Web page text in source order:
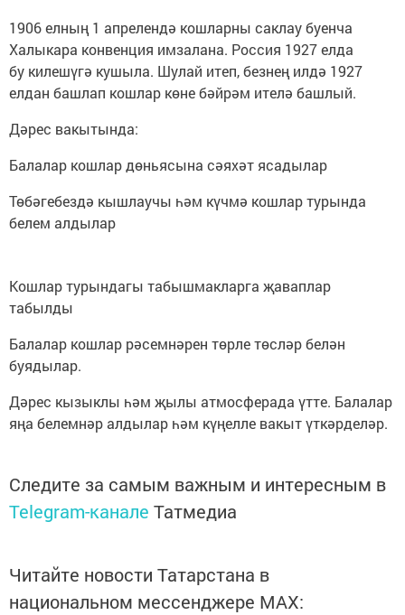
1906 елның 1 апрелендә кошларны саклау буенча
Халыкара конвенция имзалана. Россия 1927 елда
бу килешүгә кушыла. Шулай итеп, безнең илдә 1927
елдан башлап кошлар көне бәйрәм ителә башлый.
Дәрес вакытында:
Балалар кошлар дөньясына сәяхәт ясадылар
Төбәгебездә кышлаучы һәм күчмә кошлар турында
белем алдылар
Кошлар турындагы табышмакларга җаваплар
табылды
Балалар кошлар рәсемнәрен төрле төсләр белән
буядылар.
Дәрес кызыклы һәм җылы атмосферада үтте. Балалар
яңа белемнәр алдылар һәм күңелле вакыт үткәрделәр.
Следите за самым важным и интересным в
Telegram-канале Татмедиа
Читайте новости Татарстана в
национальном мессенджере MАХ: